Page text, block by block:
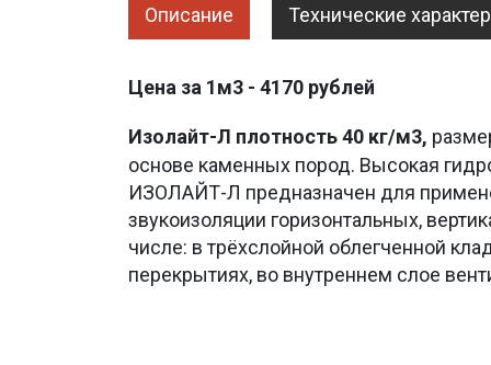
Описание Технические
Цена за 1м3 - 4170 рублей
Изолайт-Л плотность 40 кг/м3,
основе каменных пород. Высокая
ИЗОЛАЙТ-Л предназначен для
звукоизоляции горизонтальных,
числе: в трёхслойной облегченной
перекрытиях, во внутреннем слое